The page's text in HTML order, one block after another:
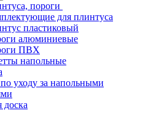
пороги
для плинтуса
пластиковый
алюминиевые
ПВХ
напольные
уходу за напольными
доска